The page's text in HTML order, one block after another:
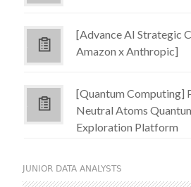
[Advance AI Strategic
Amazon x Anthropic]
[Quantum Computing]
Neutral Atoms
Exploration Platform
JUNIOR DATA ANALYSTS